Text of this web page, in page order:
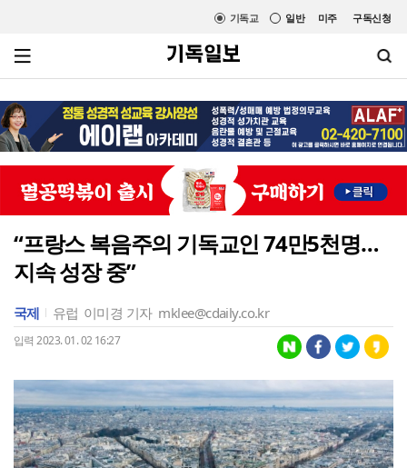
미주 구독신청
일반
기독교
“프랑스 복음주의 기독교인 74만5천명…
지속 성장 중”
국제 유럽 이미경 기자 mklee@cdaily.co.kr
입력 2023. 01. 02 16:27